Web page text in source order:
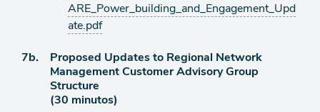
ARE_Power_building_and_Engagement_Upd
ate.pdf
Ítem
agenda
7b.
Proposed Updates to Regional Network
Management Customer Advisory Group
Structure
(30 minutos)